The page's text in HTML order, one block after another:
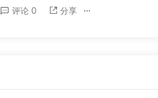
评论 0 分享